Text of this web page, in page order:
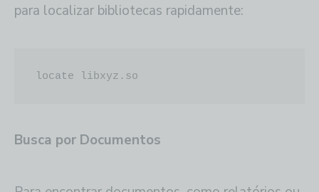
para localizar bibliotecas rapidamente:
locate libxyz.so
Busca por Documentos